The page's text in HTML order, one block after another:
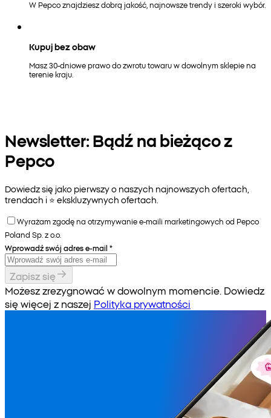
W Pepco znajdziesz dobrą jakość, najnowsze trendy i szeroki wybór.
Kupuj bez obaw
Masz 30-dniowe prawo do zwrotu towaru w dowolnym sklepie na
terenie kraju.
Newsletter: Bądź na bieżąco z
Pepco
Dowiedz się jako pierwszy o naszych najnowszych ofertach,
trendach i ⭐️ ekskluzywnych ofertach.
Wyrażam zgodę na otrzymywanie e-maili marketingowych od Pepco
Poland Sp. z o.o.
Wprowadź swój adres e-mail *
Zapisz się
Możesz zrezygnować w dowolnym momencie. Dowiedz
się więcej z naszej Polityka prywatności